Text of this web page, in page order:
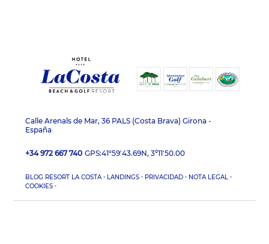
Calle Arenals de Mar, 36 PALS (Costa Brava) Girona -
España
+34 972 667 740 GPS:41°59'43.69N, 3º11'50.00
BLOG RESORT LA COSTA · LANDINGS · PRIVACIDAD · NOTA LEGAL ·
COOKIES ·